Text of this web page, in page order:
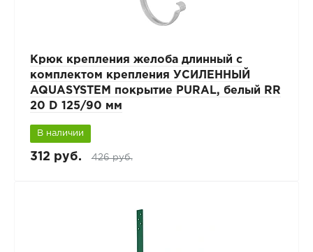
Крюк крепления желоба длинный с
комплектом крепления УСИЛЕННЫЙ
AQUASYSTEM покрытие PURAL, белый RR
20 D 125/90 мм
В наличии
312 руб. 426 руб.